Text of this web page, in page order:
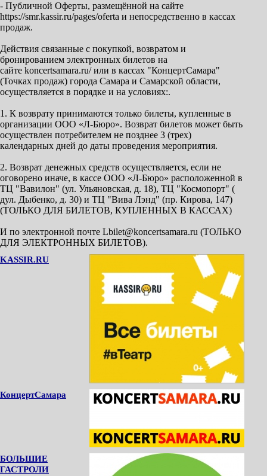
- Публичной Оферты, размещённой на сайте
https://smr.kassir.ru/pages/oferta и непосредственно в кассах
продаж.
Действия связанные с покупкой, возвратом и
бронированием электронных билетов на
сайте koncertsamara.ru/ или в кассах "КонцертСамара"
(Точках продаж) города Самара и Самарской области,
осуществляется в порядке и на условиях:.
1. К возврату принимаются только билеты, купленные в
организации ООО «Л-Бюро». Возврат билетов может быть
осуществлен потребителем не позднее 3 (трех)
календарных дней до даты проведения мероприятия.
2. Возврат денежных средств осуществляется, если не
оговорено иначе, в кассе ООО «Л-Бюро» расположенной в
ТЦ "Вавилон" (ул. Ульяновская, д. 18), ТЦ "Космопорт" (
дул. Дыбенко, д. 30) и ТЦ "Вива Лэнд" (пр. Кирова, 147)
(ТОЛЬКО ДЛЯ БИЛЕТОВ, КУПЛЕННЫХ В КАССАХ)
И по электронной почте Lbilet@koncertsamara.ru (ТОЛЬКО
ДЛЯ ЭЛЕКТРОННЫХ БИЛЕТОВ).
KASSIR.RU
КонцертСамара
БОЛЬШИЕ
ГАСТРОЛИ